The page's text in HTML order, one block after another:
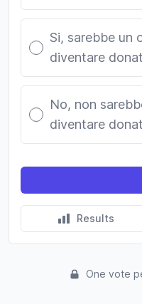
Si, sarebbe un
diventare
No, non
diventare
Results
One vote